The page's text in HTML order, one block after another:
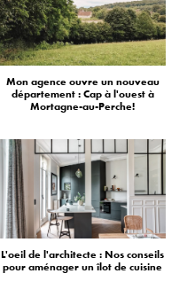
Mon agence ouvre un nouveau
département : Cap à l'ouest à
Mortagne-au-Perche!
L'oeil de l'architecte : Nos conseils
pour aménager un îlot de cuisine